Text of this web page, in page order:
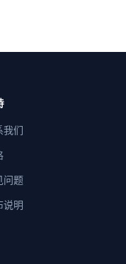
我们
问题
说明